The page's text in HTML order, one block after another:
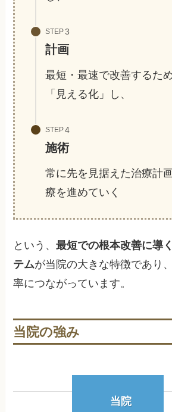
STEP
計画
最短・最速で改善するた
「見える化」し、
STEP
施術
常に先を見据えた治療計
療を進めていく
という、最短での根本改善に導
テムが当院の大きな特徴であり
率につながっています。
当院の強み
当院